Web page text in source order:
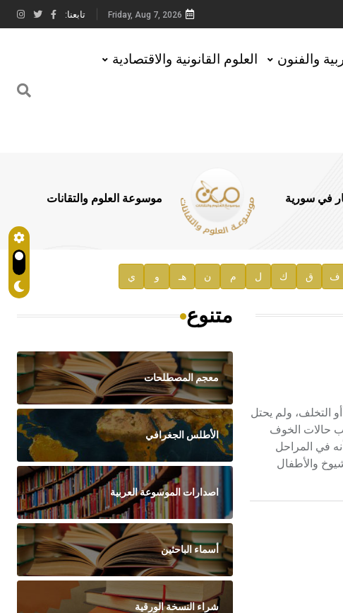
Friday, Aug 7, 2026 تابعنا:
والفنون العلوم القانونية والاقتصادية
في سورية موسوعة العلوم والتقانات
ف ق ك ل م ن هـ و ي
التخلف، ولم يحتل
حالات الخوف
في المراحل
والأطفال
متنوع
معجم المصطلحات
الأطلس الجغرافي
اصدارات الموسوعة العربية
أسماء الباحثين
شراء النسخة الورقية